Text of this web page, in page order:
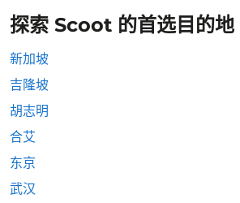
探索 Scoot 的首选目的地
新加坡
吉隆坡
胡志明
合艾
东京
武汉